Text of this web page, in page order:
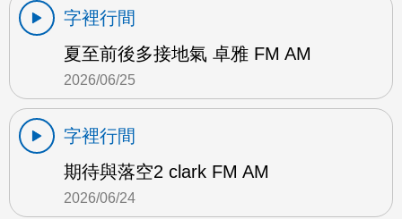
字裡行間
夏至前後多接地氣 卓雅 FM AM
2026/06/25
字裡行間
期待與落空2 clark FM AM
2026/06/24